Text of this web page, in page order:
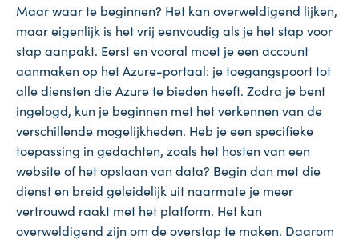
Maar waar te beginnen? Het kan overweldigend lijken,
maar eigenlijk is het vrij eenvoudig als je het stap voor
stap aanpakt. Eerst en vooral moet je een account
aanmaken op het Azure-portaal: je toegangspoort tot
alle diensten die Azure te bieden heeft. Zodra je bent
ingelogd, kun je beginnen met het verkennen van de
verschillende mogelijkheden. Heb je een specifieke
toepassing in gedachten, zoals het hosten van een
website of het opslaan van data? Begin dan met die
dienst en breid geleidelijk uit naarmate je meer
vertrouwd raakt met het platform. Het kan
overweldigend zijn om de overstap te maken. Daarom